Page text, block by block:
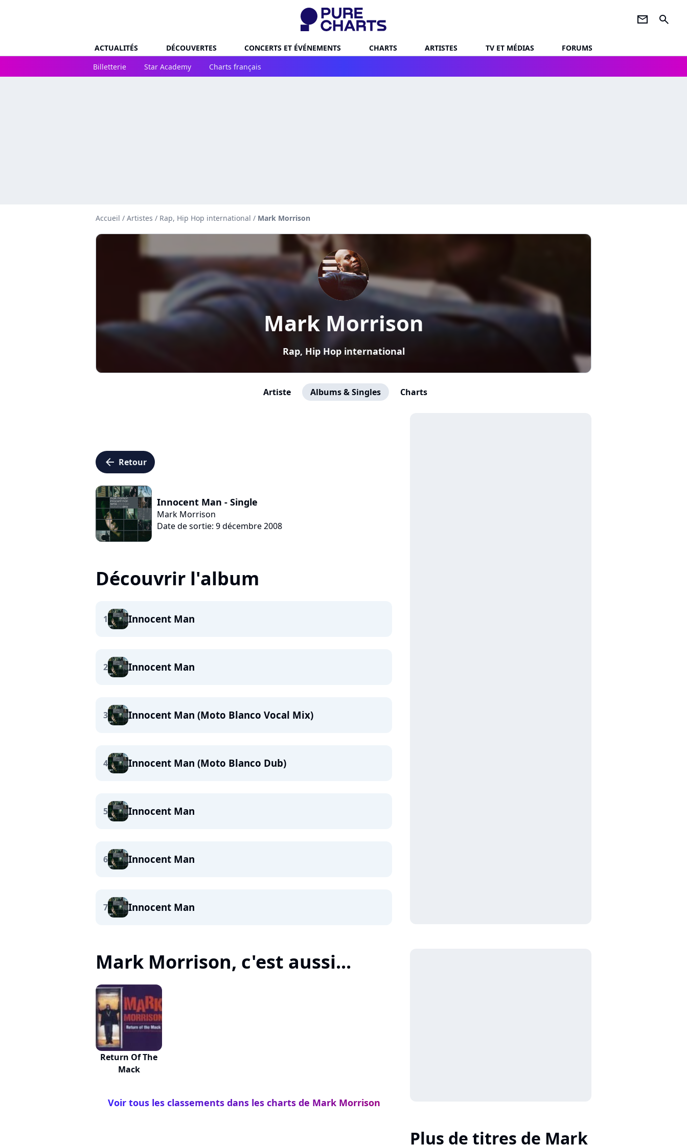
newsletter search
ACTUALITÉS DÉCOUVERTES CONCERTS ET ÉVÉNEMENTS CHARTS ARTISTES TV ET MÉDIAS
FORUMS
Billetterie
Star Academy Charts français
Accueil / Artistes / Rap, Hip Hop international / Mark Morrison
Mark Morrison
Rap, Hip Hop international
Artiste Albums & Singles Charts
arrow_left Retour
Innocent Man - Single
Mark Morrison
Date de sortie: 9 décembre 2008
Découvrir l'album
1 Innocent Man
2 Innocent Man
3 Innocent Man (Moto Blanco Vocal Mix)
4 Innocent Man (Moto Blanco Dub)
5 Innocent Man
6 Innocent Man
7 Innocent Man
Mark Morrison, c'est aussi...
Return Of The
Mack
Voir tous les classements dans les charts de Mark Morrison
Plus de titres de Mark